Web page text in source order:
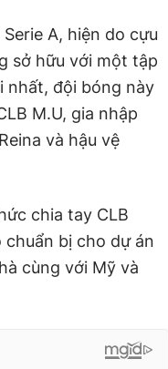
A, hiện do cựu
sở hữu với một tập
nhất, đội bóng này
M.U, gia nhập
và hậu vệ
chia tay CLB
bị cho dự án
cùng với Mỹ và